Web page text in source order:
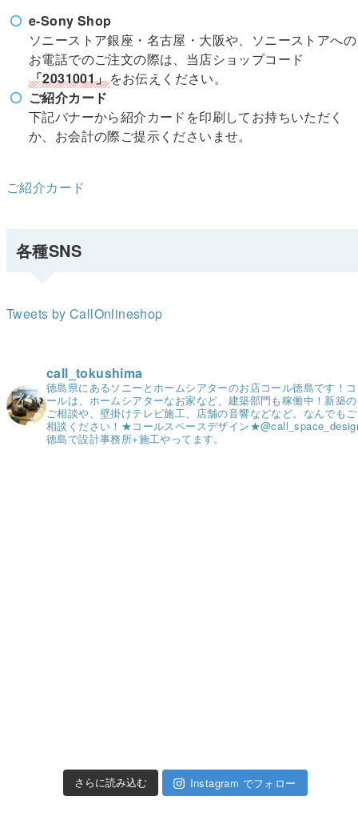
e-Sony Shop
ソニーストア銀座・名古屋・大阪や、ソニーストアへの
お電話でのご注文の際は、当店ショップコード
「2031001」をお伝えください。
ご紹介カード
下記バナーから紹介カードを印刷してお持ちいただく
か、お会計の際ご提示くださいませ。
ご紹介カード
各種SNS
Tweets by CallOnlineshop
call_tokushima
徳島県にあるソニーとホームシアターのお店コール徳島です！ コ
ールは、ホームシアターなお家など、建築部門も稼働中！ 新築の
ご相談や、壁掛けテレビ施工、店舗の音響などなど。 なんでもご
相談ください！ ★コールスペースデザイン★
徳島で設計事務所+施工やってます。
さらに読み込む Instagram でフォロー